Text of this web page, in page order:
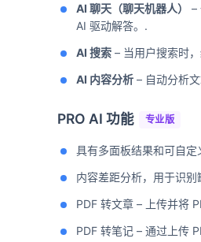
AI 聊天（聊天机器人）
–
AI 驱动解答。.
AI 搜索– 当用户搜索时，
AI 内容分析– 自动分析
PRO AI 功能 专业版
具有多面板结果和可自
内容差距分析，用于识别
PDF 转文章 – 上传并将
PDF 转笔记 – 通过上传